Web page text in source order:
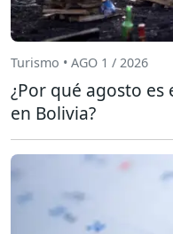
Turismo • AGO 1 / 2026
¿Por qué agosto es
en Bolivia?